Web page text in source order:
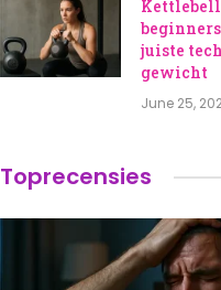
juiste
gewicht
June 25,
Toprecensies